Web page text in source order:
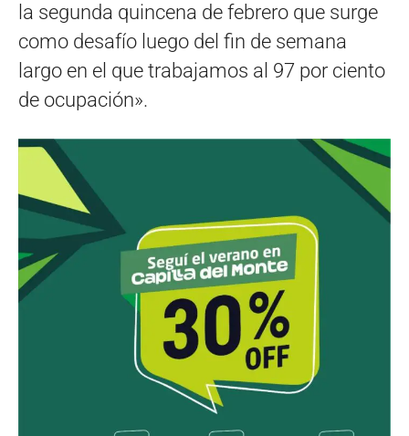
la segunda quincena de febrero que surge
como desafío luego del fin de semana
largo en el que trabajamos al 97 por ciento
de ocupación».